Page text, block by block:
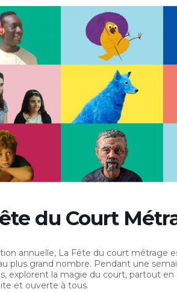
du Court
annuelle, La Fête du court métrage
plus grand nombre. Pendant une
explorent la magie du court, partout en
et ouverte à tous.